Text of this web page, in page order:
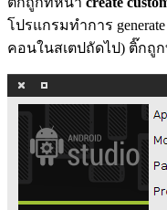
โปรแกรมทำการ
คอนในสเตปถัดไป) ติ๊กถู